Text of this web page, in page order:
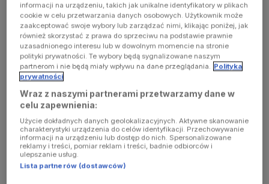
occurred
(see the
browser
console for
more
information)
informacji na urządzeniu, takich jak unikalne identyfikatory w plikach
cookie w celu przetwarzania danych osobowych. Użytkownik może
zaakceptować swoje wybory lub zarządzać nimi, klikając poniżej, jak
również skorzystać z prawa do sprzeciwu na podstawie prawnie
uzasadnionego interesu lub w dowolnym momencie na stronie
polityki prywatności. Te wybory będą sygnalizowane naszym
partnerom i nie będą miały wpływu na dane przeglądania. Polityka
prywatności
Wraz z naszymi partnerami przetwarzamy dane w
celu zapewnienia:
Użycie dokładnych danych geolokalizacyjnych. Aktywne skanowanie
charakterystyki urządzenia do celów identyfikacji. Przechowywanie
informacji na urządzeniu lub dostęp do nich. Spersonalizowane
reklamy i treści, pomiar reklam i treści, badnie odbiorców i
ulepszanie usług.
Lista partnerów (dostawców)